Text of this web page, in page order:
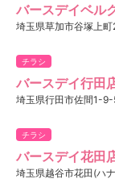
バースデイベル
埼玉県草加市谷塚上
チラシ
バースデイ行田
埼玉県行田市佐間1-
チラシ
バースデイ花田
埼玉県越谷市花田(ハ